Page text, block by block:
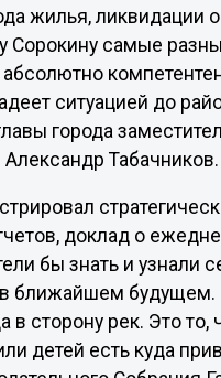
жилья, ликвидации
Сорокину самые
ситуацией до
города
Табачников.
доклад о
бы знать и узнали
в ближайшем
в сторону рек. Это
детей есть куда